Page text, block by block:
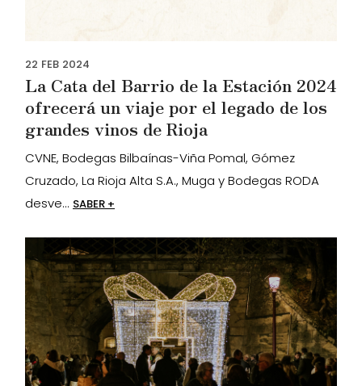
22 FEB 2024
La Cata del Barrio de la Estación 2024
ofrecerá un viaje por el legado de los
grandes vinos de Rioja
CVNE, Bodegas Bilbaínas-Viña Pomal, Gómez
Cruzado, La Rioja Alta S.A., Muga y Bodegas RODA
desve... SABER +